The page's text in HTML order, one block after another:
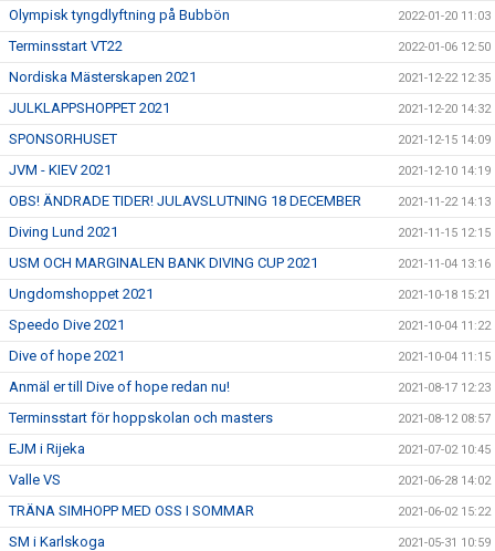
Olympisk tyngdlyftning på Bubbön 2022-01-20 11:03
Terminsstart VT22 2022-01-06 12:50
Nordiska Mästerskapen 2021 2021-12-22 12:35
JULKLAPPSHOPPET 2021 2021-12-20 14:32
SPONSORHUSET 2021-12-15 14:09
JVM - KIEV 2021 2021-12-10 14:19
OBS! ÄNDRADE TIDER! JULAVSLUTNING 18 DECEMBER 2021-11-22 14:13
Diving Lund 2021 2021-11-15 12:15
USM OCH MARGINALEN BANK DIVING CUP 2021 2021-11-04 13:16
Ungdomshoppet 2021 2021-10-18 15:21
Speedo Dive 2021 2021-10-04 11:22
Dive of hope 2021 2021-10-04 11:15
Anmäl er till Dive of hope redan nu! 2021-08-17 12:23
Terminsstart för hoppskolan och masters 2021-08-12 08:57
EJM i Rijeka 2021-07-02 10:45
Valle VS 2021-06-28 14:02
TRÄNA SIMHOPP MED OSS I SOMMAR 2021-06-02 15:22
SM i Karlskoga 2021-05-31 10:59